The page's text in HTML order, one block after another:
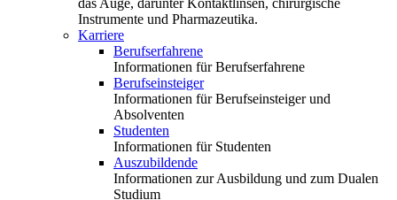
das Auge, darunter Kontaktlinsen, chirurgische
Instrumente und Pharmazeutika.
Karriere
Berufserfahrene
Informationen für Berufserfahrene
Berufseinsteiger
Informationen für Berufseinsteiger und
Absolventen
Studenten
Informationen für Studenten
Auszubildende
Informationen zur Ausbildung und zum Dualen
Studium